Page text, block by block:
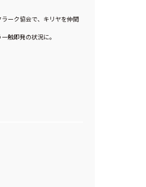
ーク協会で、キリヤを仲間
触即発の状況に。